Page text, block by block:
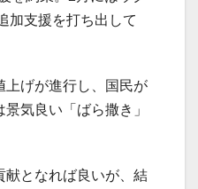
加支援を打ち出して
げが進行し、国民が
気良い「ばら撒き」
となれば良いが、結